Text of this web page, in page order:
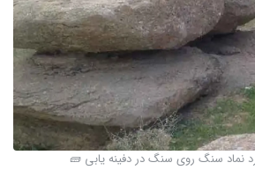
نماد سنگ روی سنگ در دفینه یابی 🧱